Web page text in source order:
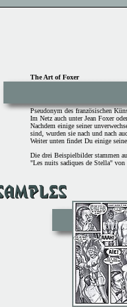
The Art of Foxer
Pseudonym des französischen
Im Netz auch unter Jean Foxer
Nachdem einige seiner
sind, wurden sie nach und nach
Weiter unten findet Du einige
Die drei Beispielbilder stammen
"Les nuits sadiques de Stella" von